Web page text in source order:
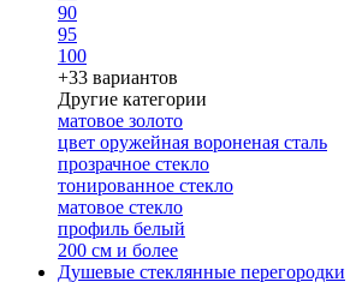
90
95
100
+33 вариантов
Другие категории
матовое золото
цвет оружейная вороненая сталь
прозрачное стекло
тонированное стекло
матовое стекло
профиль белый
200 см и более
Душевые стеклянные перегородки